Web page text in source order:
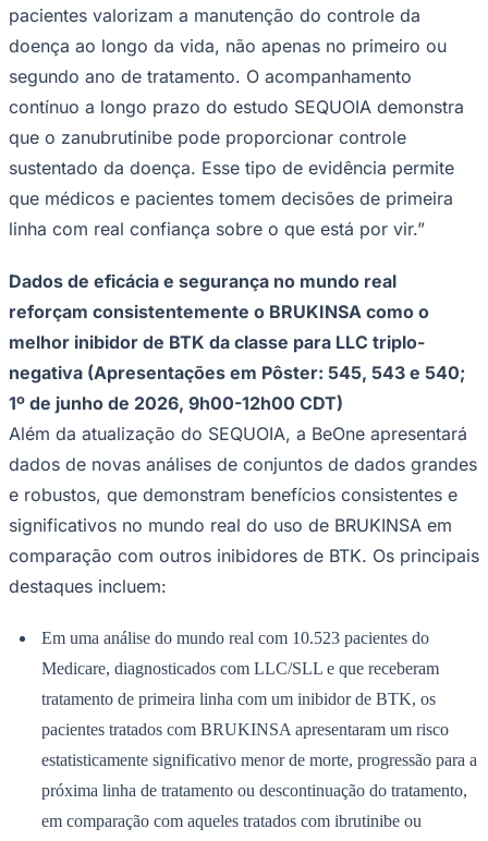
São Paulo
Santos
pacientes valorizam a manutenção do controle da
doença ao longo da vida, não apenas no primeiro ou
segundo ano de tratamento. O acompanhamento
contínuo a longo prazo do estudo SEQUOIA demonstra
que o zanubrutinibe pode proporcionar controle
sustentado da doença. Esse tipo de evidência permite
que médicos e pacientes tomem decisões de primeira
linha com real confiança sobre o que está por vir.”
Dados de eficácia e segurança no mundo real
reforçam consistentemente o BRUKINSA como o
melhor inibidor de BTK da classe para LLC triplo-
negativa (Apresentações em Pôster: 545, 543 e 540;
1º de junho de 2026, 9h00-12h00 CDT)
Além da atualização do SEQUOIA, a BeOne apresentará
dados de novas análises de conjuntos de dados grandes
e robustos, que demonstram benefícios consistentes e
significativos no mundo real do uso de BRUKINSA em
comparação com outros inibidores de BTK. Os principais
destaques incluem:
Em uma análise do mundo real com 10.523 pacientes do
Medicare, diagnosticados com LLC/SLL e que receberam
tratamento de primeira linha com um inibidor de BTK, os
pacientes tratados com BRUKINSA apresentaram um risco
estatisticamente significativo menor de morte, progressão para a
próxima linha de tratamento ou descontinuação do tratamento,
em comparação com aqueles tratados com ibrutinibe ou